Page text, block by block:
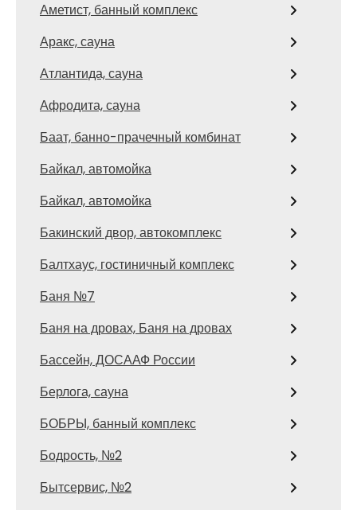
Аметист, банный комплекс
Аракс, сауна
Атлантида, сауна
Афродита, сауна
Баат, банно-прачечный комбинат
Байкал, автомойка
Байкал, автомойка
Бакинский двор, автокомплекс
Балтхаус, гостиничный комплекс
Баня №7
Баня на дровах, Баня на дровах
Бассейн, ДОСААФ России
Берлога, сауна
БОБРЫ, банный комплекс
Бодрость, №2
Бытсервис, №2